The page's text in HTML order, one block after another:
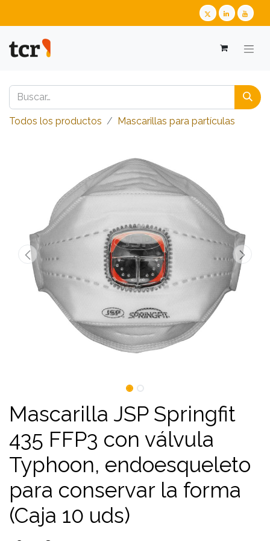
Todos los productos ​​​​​​​​​​​​​​Mascarillas para partículas
Mascarilla JSP Springfit
435 FFP3 con válvula
Typhoon, endoesqueleto
para conservar la forma
(Caja 10 uds)